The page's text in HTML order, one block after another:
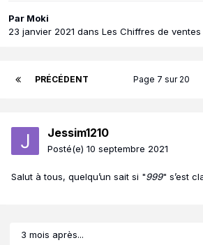
Par Moki
23 janvier 2021 dans Les Chiffres de ventes
PRÉCÉDENT Page 7 sur 20
Jessim1210
Posté(e) 10 septembre 2021
Salut à tous, quelqu’un sait si "999" s’est
3 mois après...